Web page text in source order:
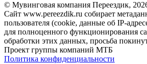
© Мувинговая компания Переездик,
Сайт www.pereezdik.ru собирает
пользователя (cookie, данные об IP-
для полноценного функционирования
обработки этих данных, просьба
Проект группы компаний МТБ
Политика конфиденциальности